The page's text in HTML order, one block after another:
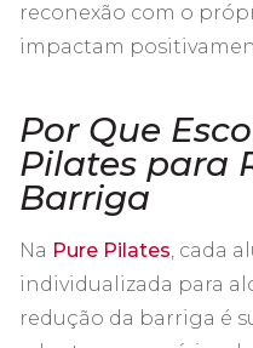
reconexão com o
impactam
Por Que
Pilates para
Barriga
Na Pure Pilates, cada
individualizada para
redução da barriga é